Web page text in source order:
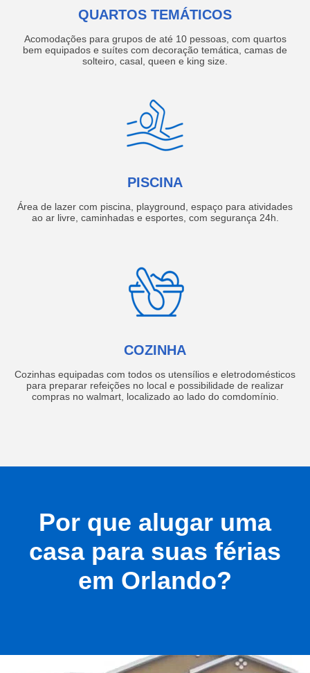
QUARTOS TEMÁTICOS
Acomodações para grupos de até 10 pessoas, com quartos
bem equipados e suítes com decoração temática, camas de
solteiro, casal, queen e king size.
PISCINA
Área de lazer com piscina, playground, espaço para atividades
ao ar livre, caminhadas e esportes, com segurança 24h.
COZINHA
Cozinhas equipadas com todos os utensílios e eletrodomésticos
para preparar refeições no local e possibilidade de realizar
compras no walmart, localizado ao lado do comdomínio.
Por que alugar uma
casa para suas férias
em Orlando?